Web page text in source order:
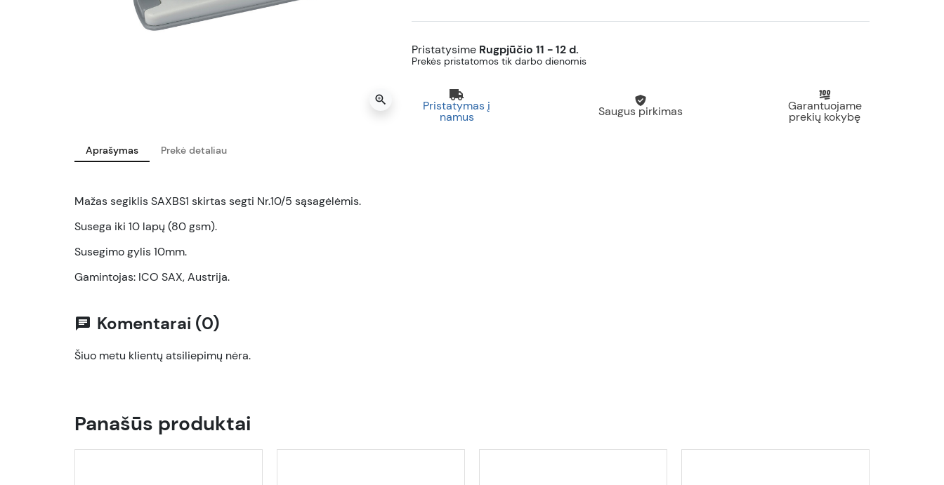
zoom_in
Pristatysime Rugpjūčio 11 - 12 d.
Prekės pristatomos tik darbo dienomis
Pristatymas į
namus Saugus pirkimas Garantuojame
prekių kokybę
Aprašymas Prekė detaliau
Mažas segiklis SAXBS1 skirtas segti Nr.10/5 sąsagėlėmis.
Susega iki 10 lapų (80 gsm).
Susegimo gylis 10mm.
Gamintojas: ICO SAX, Austrija.
chat Komentarai (0)
Šiuo metu klientų atsiliepimų nėra.
Panašūs produktai